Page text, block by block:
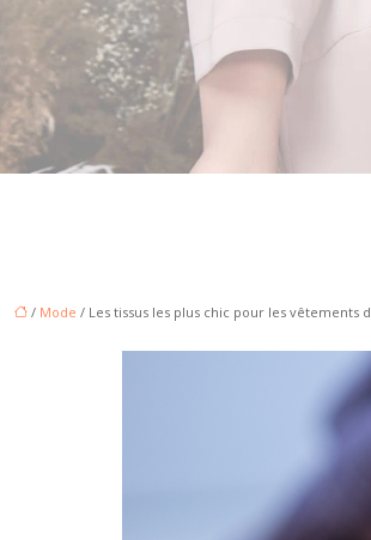
/ Mode / Les tissus les plus chic pour les vêtements